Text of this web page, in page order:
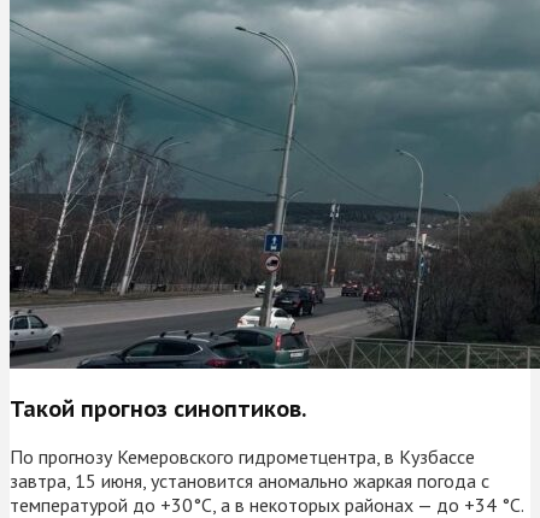
Такой прогноз синоптиков.
По прогнозу Кемеровского гидрометцентра, в Кузбассе
завтра, 15 июня, установится аномально жаркая погода с
температурой до +30°С, а в некоторых районах — до +34 °С.